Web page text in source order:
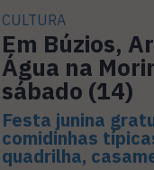
CULTURA
Em Búzios,
Água na
sábado (14)
Festa junina
comidinhas
quadrilha,